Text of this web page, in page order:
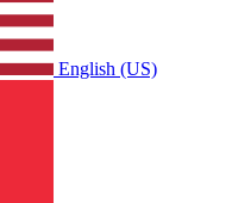
English (US)